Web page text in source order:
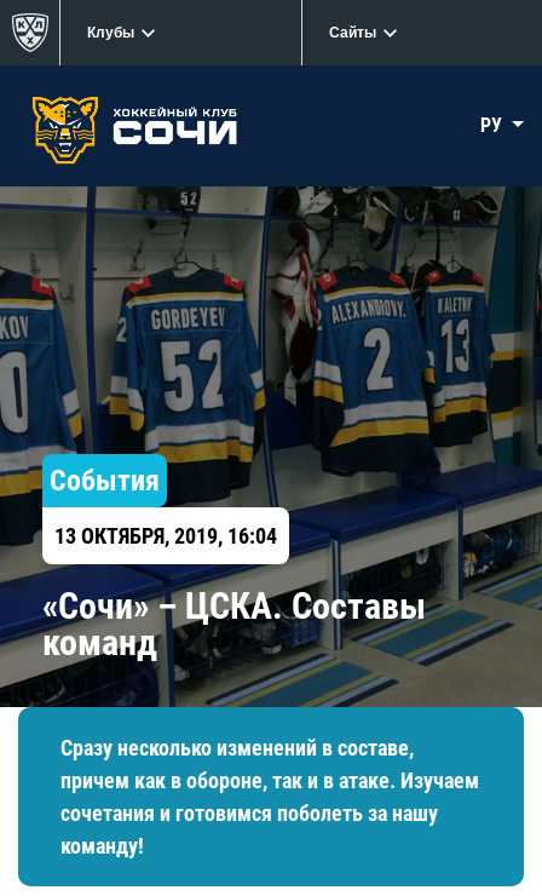
Клубы Сайты
РУ
События
13 ОКТЯБРЯ, 2019, 16:04
​«Сочи» – ЦСКА. Составы
команд
Сразу несколько изменений в составе,
причем как в обороне, так и в атаке. Изучаем
сочетания и готовимся поболеть за нашу
команду!